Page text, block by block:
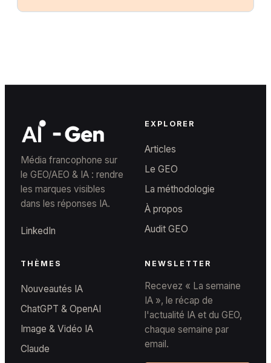
Média francophone sur
le GEO/AEO & IA : rendre
les marques visibles
dans les réponses IA.
LinkedIn
EXPLORER
Articles
Le GEO
La méthodologie
À propos
Audit GEO
THÈMES
Nouveautés IA
ChatGPT & OpenAI
Image & Vidéo IA
Claude
NEWSLETTER
Recevez « La semaine
IA », le récap de
l'actualité IA et du GEO,
chaque semaine par
email.